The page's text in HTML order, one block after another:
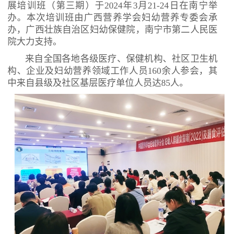
展培训班（第三期）于2024年3月21-24日在南宁举
办。本次培训班由广西营养学会妇幼营养专委会承
办，广西壮族自治区妇幼保健院，南宁市第二人民医
院大力支持。
来自全国各地各级医疗、保健机构、社区卫生机
构、企业及妇幼营养领域工作人员160余人参会，其
中来自县级及社区基层医疗单位人员达85人。